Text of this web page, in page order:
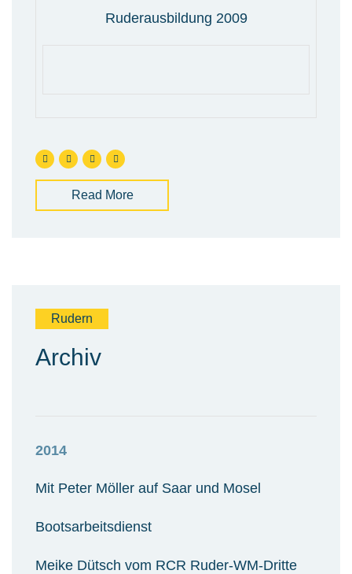
Ruderausbildung 2009
Read More
Rudern
Archiv
2014
Mit Peter Möller auf Saar und Mosel
Bootsarbeitsdienst
Meike Dütsch vom RCR Ruder-WM-Dritte